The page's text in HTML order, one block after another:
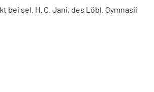
sel. H. C. Jani, des Löbl. Gymnasii